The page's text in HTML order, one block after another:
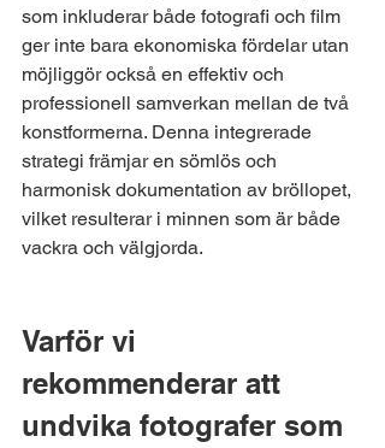
som inkluderar både fotografi och film
ger inte bara ekonomiska fördelar utan
möjliggör också en effektiv och
professionell samverkan mellan de två
konstformerna. Denna integrerade
strategi främjar en sömlös och
harmonisk dokumentation av bröllopet,
vilket resulterar i minnen som är både
vackra och välgjorda.
Varför vi
rekommenderar att
undvika fotografer som